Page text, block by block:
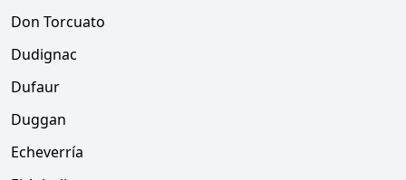
Don Torcuato
Dudignac
Dufaur
Duggan
Echeverría